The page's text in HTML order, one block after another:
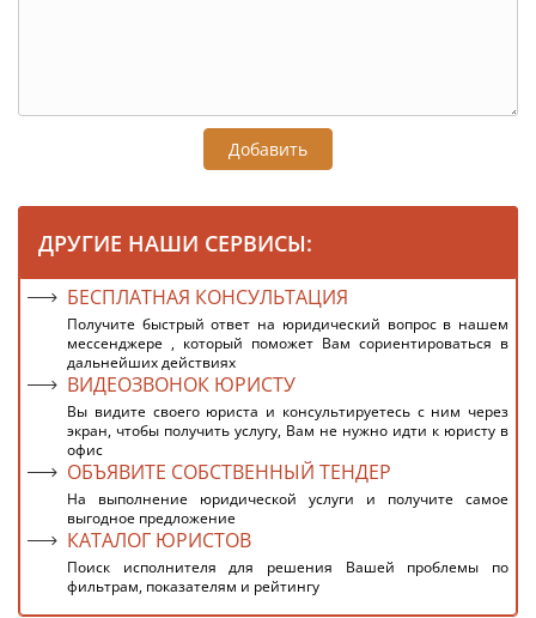
Добавить
ДРУГИЕ НАШИ СЕРВИСЫ:
БЕСПЛАТНАЯ КОНСУЛЬТАЦИЯ
Получите быстрый ответ на юридический вопрос в нашем
мессенджере , который поможет Вам сориентироваться в
дальнейших действиях
ВИДЕОЗВОНОК ЮРИСТУ
Вы видите своего юриста и консультируетесь с ним через
экран, чтобы получить услугу, Вам не нужно идти к юристу в
офис
ОБЪЯВИТЕ СОБСТВЕННЫЙ ТЕНДЕР
На выполнение юридической услуги и получите самое
выгодное предложение
КАТАЛОГ ЮРИСТОВ
Поиск исполнителя для решения Вашей проблемы по
фильтрам, показателям и рейтингу